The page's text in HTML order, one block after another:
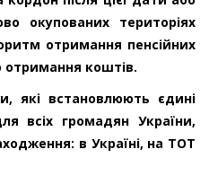
окупованих територіях
отримання пенсійних
коштів.
які встановлюють єдині
всіх громадян України,
в Україні, на ТОТ